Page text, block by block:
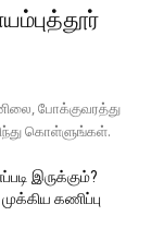
போக்குவரத்து
கொள்ளுங்கள்.
இருக்கும்?
கணிப்பு